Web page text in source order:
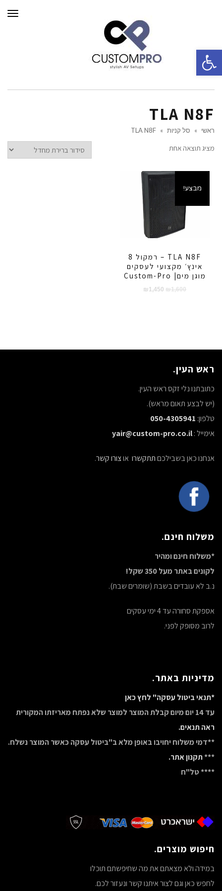
TLA N8F
ראשי » סל קניות »
TLA N8F
מציג תוצאה אחת
מבצע!
TLA N8F – רמקול 8
אינץ׳ מקצועי לעסקים
מוגן מים| Custom-Pro
₪1,600
המחיר₪ 1,450
המחיר
ראש העין.
כתובתנו נלי זקס ראש העין.
(יש לבצע תאום מראש).
טלפון: 050-4305941
אימייל :yair@custom-pro.co.il
אנחנו כאן בשבילכםתתקשרו אוצורו קשר.
משלוח חינם.
*משלוח חינם ומהיר
לקונים באתר מעל 350 שקל!
נ.ב לא עובדים בשבת (שומרים שבת).
אספקת סחורה עד 4 ימי עסקים
לרוב מסופק לפני.
מדיניות באתר.
*תנאי ביטול עסקה" לחץ כאן
עד 14 יום מיום קבלת המוצר למוצר שלא נפתח מאריזתו המקורית
ראה תנאים.
**דמי משלוח יחויבו באופן מלא ב"ביטול עסקה כאשר המוצר נשלח.
***תקנון אתר.
**** טל"ח
חיפוש מוצרים.
במידה ולא מצאתם את מה שחיפשתם תוכלו
לחפש כאן וגם לצור איתנו קשר ונעזור לכם.
פתח סרגל נגישות